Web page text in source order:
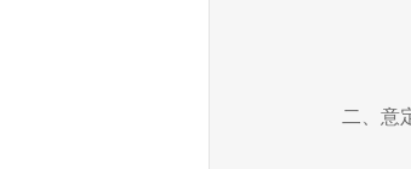
二、意